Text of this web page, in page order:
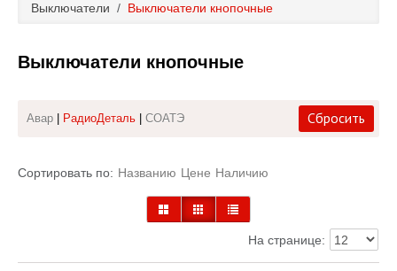
Каталог
Полезные статьи
Покупка и оплата
Выключатели / Выключатели кнопочные
Выключатели кнопочные
Авар РадиоДеталь СОАТЭ Сбросить
Сортировать по: Названию Цене Наличию
На странице: